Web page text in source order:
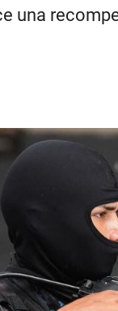
una